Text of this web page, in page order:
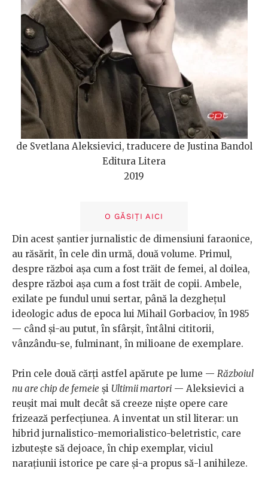
de Svetlana Aleksievici, traducere de Justina Bandol
Editura Litera
2019
O GĂSIȚI AICI
Din acest șantier jurnalistic de dimensiuni faraonice,
au răsărit, în cele din urmă, două volume. Primul,
despre război așa cum a fost trăit de femei, al doilea,
despre război așa cum a fost trăit de copii. Ambele,
exilate pe fundul unui sertar, până la dezghețul
ideologic adus de epoca lui Mihail Gorbaciov, în 1985
— când și-au putut, în sfârșit, întâlni cititorii,
vânzându-se, fulminant, în milioane de exemplare.
Prin cele două cărți astfel apărute pe lume — Războiul
nu are chip de femeie și Ultimii martori — Aleksievici a
reușit mai mult decât să creeze niște opere care
frizează perfecțiunea. A inventat un stil literar: un
hibrid jurnalistico-memorialistico-beletristic, care
izbutește să dejoace, în chip exemplar, viciul
narațiunii istorice pe care și-a propus să-l anihileze.